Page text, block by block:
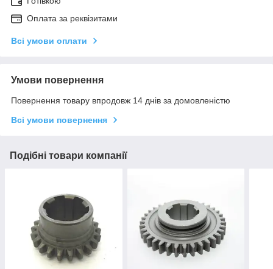
Оплата за реквізитами
Всі умови оплати
Умови повернення
Повернення товару впродовж 14 днів за домовленістю
Всі умови повернення
Подібні товари компанії